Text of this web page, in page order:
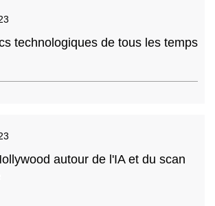
technologiques de tous les temps
autour de l'IA et du scan